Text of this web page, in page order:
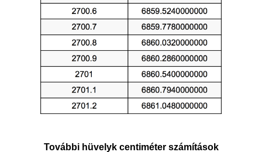
További hüvelyk centiméter számítások